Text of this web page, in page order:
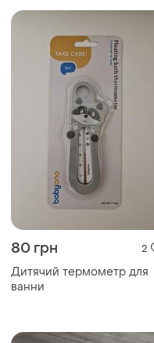
80 грн 2
Дитячий термометр для
ванни